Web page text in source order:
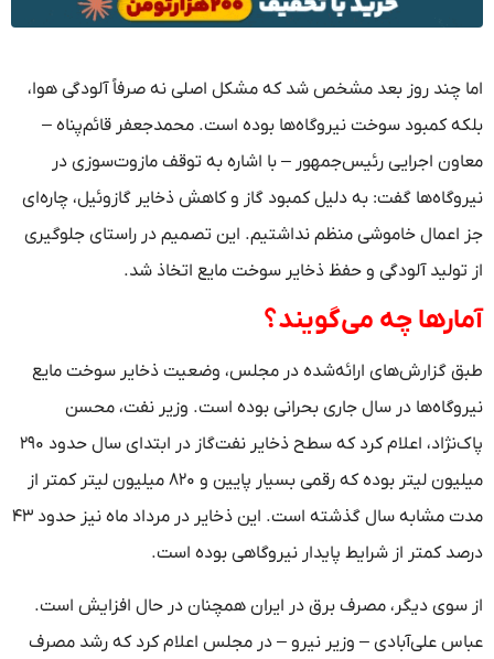
اما چند روز بعد مشخص شد که مشکل اصلی نه صرفاً آلودگی هوا،
بلکه کمبود سوخت نیروگاه‌ها بوده است. محمدجعفر قائم‌پناه –
معاون اجرایی رئیس‌جمهور – با اشاره به توقف مازوت‌سوزی در
نیروگاه‌ها گفت: به دلیل کمبود گاز و کاهش ذخایر گازوئیل، چاره‌ای
جز اعمال خاموشی منظم نداشتیم. این تصمیم در راستای جلوگیری
از تولید آلودگی و حفظ ذخایر سوخت مایع اتخاذ شد.
آمارها چه می‌گویند؟
طبق گزارش‌های ارائه‌شده در مجلس، وضعیت ذخایر سوخت مایع
نیروگاه‌ها در سال جاری بحرانی بوده است. وزیر نفت، محسن
پاک‌نژاد، اعلام کرد که سطح ذخایر نفت‌گاز در ابتدای سال حدود ۲۹۰
میلیون لیتر بوده که رقمی بسیار پایین و ۸۲۰ میلیون لیتر کمتر از
مدت مشابه سال گذشته است. این ذخایر در مرداد ماه نیز حدود ۴۳
درصد کمتر از شرایط پایدار نیروگاهی بوده است.
از سوی دیگر، مصرف برق در ایران همچنان در حال افزایش است.
عباس علی‌آبادی – وزیر نیرو – در مجلس اعلام کرد که رشد مصرف